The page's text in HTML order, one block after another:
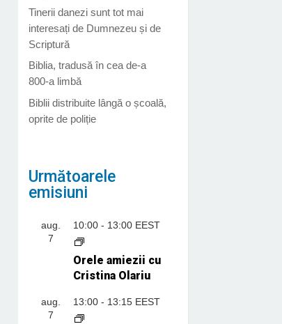
Tinerii danezi sunt tot mai
interesați de Dumnezeu și de
Scriptură
Biblia, tradusă în cea de-a
800-a limbă
Biblii distribuite lângă o școală,
oprite de poliție
Următoarele
emisiuni
aug.
7
10:00- 13:00 EEST
Orele amiezii cu
Cristina Olariu
aug.
7
13:00- 13:15 EEST